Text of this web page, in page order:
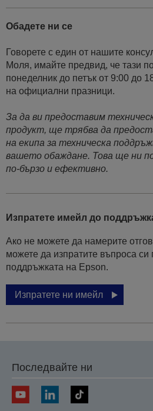
Обадете ни се
Говорете с един от нашите
Моля, имайте предвид, че тази
понеделник до петък от 9:00 до
на официални празници.
За да ви предоставим
продукт, ще трябва да
на екипа за техническа
вашето обаждане. Това ще ни
по-бързо и ефективно.
Изпратете имейл до
Ако не можете да намерите
можете да изпратите въпроса
поддръжката на Epson.
Изпратете ни имейл
Последвайте ни